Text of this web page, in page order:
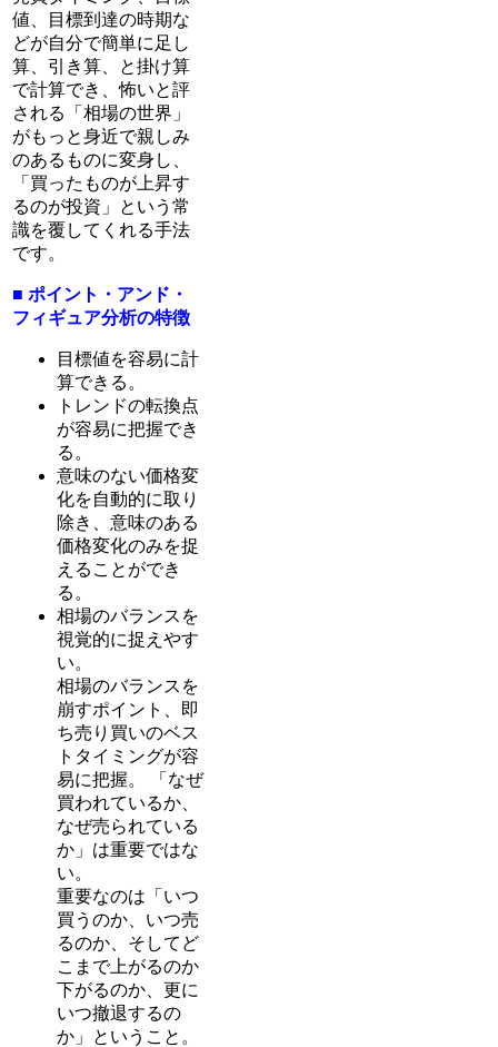
値、目標到達の時期な
どが自分で簡単に足し
算、引き算、と掛け算
で計算でき、怖いと評
される「相場の世界」
がもっと身近で親しみ
のあるものに変身し、
「買ったものが上昇す
るのが投資」という常
識を覆してくれる手法
です。
■ ポイント・アンド・
フィギュア分析の特徴
目標値を容易に計
算できる。
トレンドの転換点
が容易に把握でき
る。
意味のない価格変
化を自動的に取り
除き、意味のある
価格変化のみを捉
えることができ
る。
相場のバランスを
視覚的に捉えやす
い。
相場のバランスを
崩すポイント、即
ち売り買いのベス
トタイミングが容
易に把握。 「なぜ
買われているか、
なぜ売られている
か」は重要ではな
い。
重要なのは「いつ
買うのか、いつ売
るのか、そしてど
こまで上がるのか
下がるのか、更に
いつ撤退するの
か」ということ。